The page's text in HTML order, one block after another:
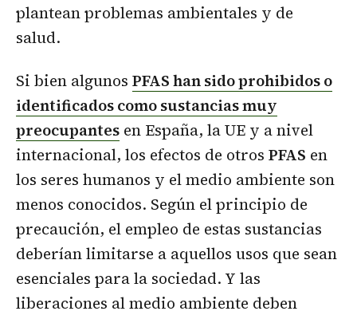
plantean problemas ambientales y de
salud.
Si bien algunos PFAS han sido prohibidos o
identificados como sustancias muy
preocupantes en España, la UE y a nivel
internacional, los efectos de otros PFAS en
los seres humanos y el medio ambiente son
menos conocidos. Según el principio de
precaución, el empleo de estas sustancias
deberían limitarse a aquellos usos que sean
esenciales para la sociedad. Y las
liberaciones al medio ambiente deben